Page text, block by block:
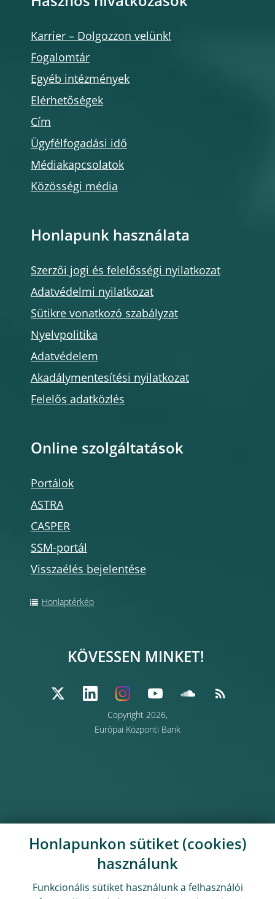
Karrier – Dolgozzon velünk!
Fogalomtár
Egyéb intézmények
Elérhetőségek
Cím
Ügyfélfogadási idő
Médiakapcsolatok
Közösségi média
Honlapunk használata
Szerzői jogi és felelősségi nyilatkozat
Adatvédelmi nyilatkozat
Sütikre vonatkozó szabályzat
Nyelvpolitika
Adatvédelem
Akadálymentesítési nyilatkozat
Felelős adatközlés
Online szolgáltatások
Portálok
ASTRA
CASPER
SSM-portál
Visszaélés bejelentése
Honlaptérkép
Copyright 2026,
Európai Központi Bank
KÖVESSEN MINKET!
Honlapunkon sütiket (cookies)
használunk
Funkcionális sütiket használunk a felhasználói